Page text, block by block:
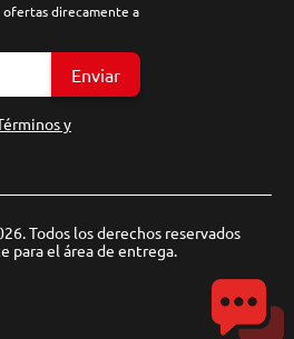
ofertas direcamente a
Enviar
y
Todos los derechos reservados
para el área de entrega.